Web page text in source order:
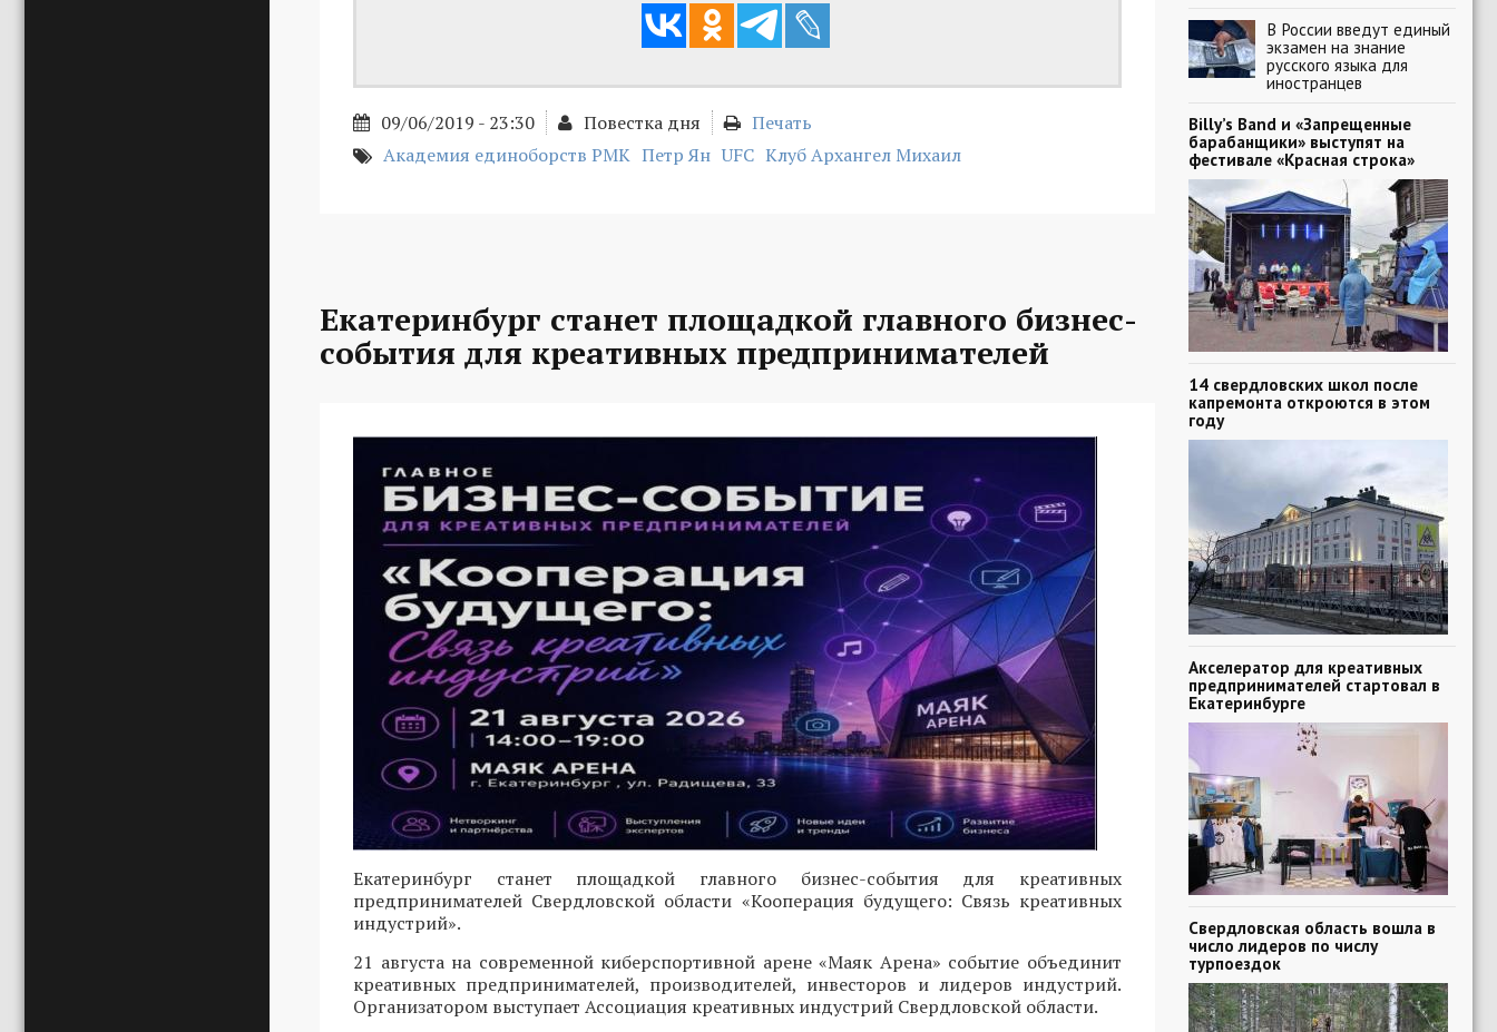
09/06/2019 - 23:30 Повестка дня
Печать
Академия единоборств РМК Петр Ян UFC Клуб Архангел Михаил
Екатеринбург станет площадкой главного бизнес-
события для креативных предпринимателей
Екатеринбург станет площадкой главного бизнес-события для креативных
предпринимателей Свердловской области «Кооперация будущего: Связь креативных
индустрий».
21 августа на современной киберспортивной арене «Маяк Арена» событие объединит
креативных предпринимателей, производителей, инвесторов и лидеров индустрий.
Организатором выступает Ассоциация креативных индустрий Свердловской области.
В России введут единый
экзамен на знание
русского языка для
иностранцев
Billy’s Band и «Запрещенные
барабанщики» выступят на
фестивале «Красная строка»
14 свердловских школ после
капремонта откроются в этом
году
Акселератор для креативных
предпринимателей стартовал в
Екатеринбурге
Свердловская область вошла в
число лидеров по числу
турпоездок